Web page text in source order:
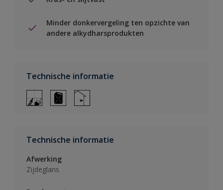
Minder donkervergeling ten opzichte van
andere alkydharsprodukten
Technische informatie
Technische informatie
Afwerking
Zijdeglans